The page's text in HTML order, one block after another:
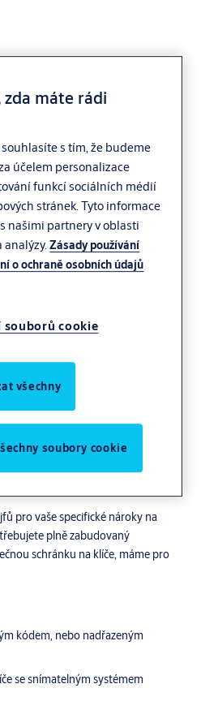
pro vaše specifické nároky na
plně zabudovaný
schránku na klíče, máme pro
kódem, nebo nadřazeným
se snímatelným systémem
máte rádi
s tím, že budeme
účelem personalizace
funkcí sociálních médií
stránek. Tyto informace
našimi partnery v oblasti
analýzy.Zásady používání
o ochraně osobních údajů
souborů cookie
všechny
soubory cookie